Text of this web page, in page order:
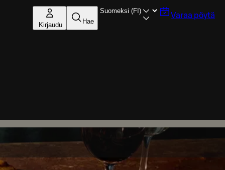
Kirjaudu Hae
Varaa pöytä